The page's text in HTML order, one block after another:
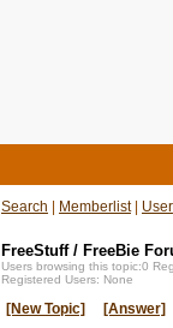
Search Memberlist|
FreeStuff / FreeBie
Users browsing this topic:0
Registered Users: None
[New Topic] [Answer]